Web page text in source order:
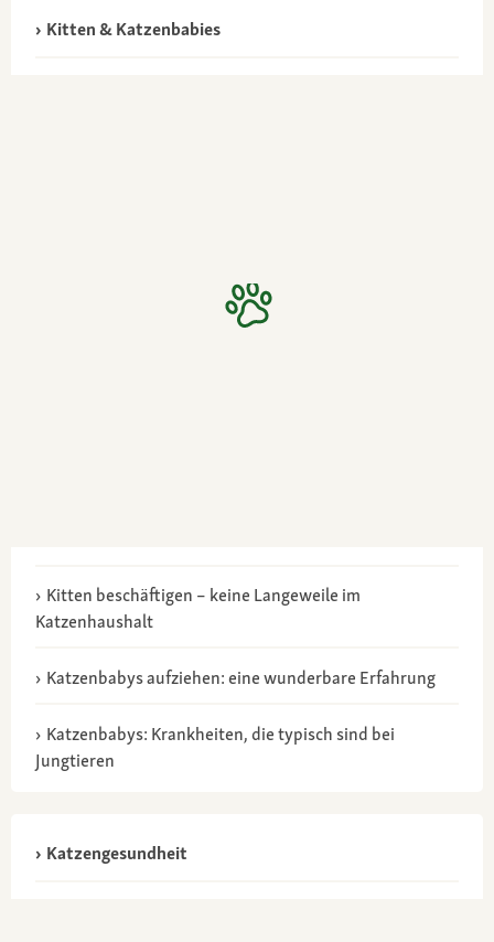
Kitten & Katzenbabies
Kitten beschäftigen – keine Langeweile im
Katzenhaushalt
Katzenbabys aufziehen: eine wunderbare Erfahrung
Katzenbabys: Krankheiten, die typisch sind bei
Jungtieren
Katzengesundheit